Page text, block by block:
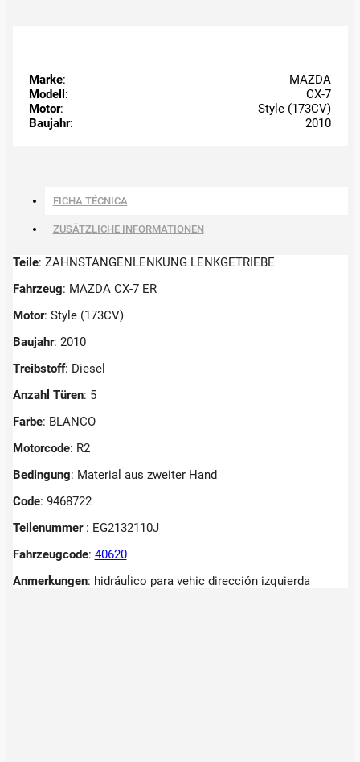
Marke:
MAZDA
Modell :
CX-7
Motor:
Style (173CV)
Baujahr: 2010
FICHA TÉCNICA
ZUSÄTZLICHE INFORMATIONEN
Teile: ZAHNSTANGENLENKUNG LENKGETRIEBE
Fahrzeug: MAZDA CX-7 ER
Motor: Style (173CV)
Baujahr: 2010
Treibstoff: Diesel
Anzahl Türen: 5
Farbe: BLANCO
Motorcode: R2
Bedingung: Material aus zweiter Hand
Code: 9468722
Teilenummer : EG2132110J
Fahrzeugcode: 40620
Anmerkungen: hidráulico para vehic dirección izquierda